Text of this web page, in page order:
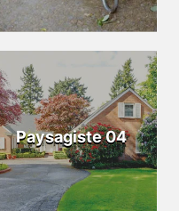
Paysagiste 04